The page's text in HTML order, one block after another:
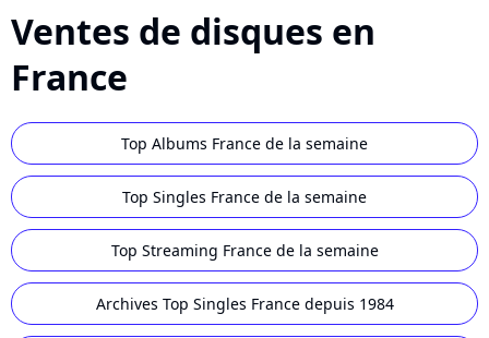
Ventes de disques en
France
Top Albums France de la semaine
Top Singles France de la semaine
Top Streaming France de la semaine
Archives Top Singles France depuis 1984